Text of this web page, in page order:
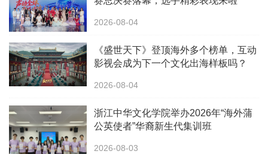
2026-08-04
《盛世天下》登顶海外多个榜单，互动
影视会成为下一个文化出海样板吗？
2026-08-04
浙江中华文化学院举办2026年“海外蒲
公英使者”华裔新生代集训班
2026-08-03